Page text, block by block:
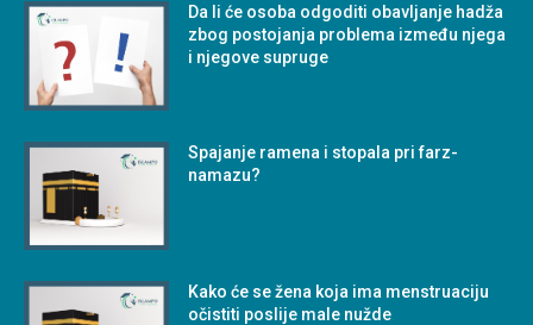
Da li će osoba odgoditi obavljanje hadža
zbog postojanja problema između njega
i njegove supruge
Spajanje ramena i stopala pri farz-
namazu?
Kako će se žena koja ima menstruaciju
očistiti poslije male nužde